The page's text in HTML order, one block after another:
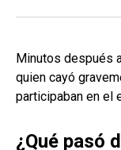
Minutos después
quien cayó
participaban en el
¿Qué pasó